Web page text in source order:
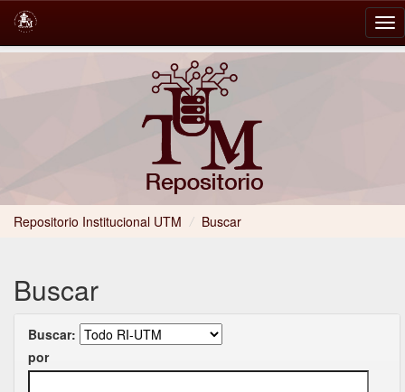
Repositorio Institucional UTM / Buscar
Buscar
Buscar:
por